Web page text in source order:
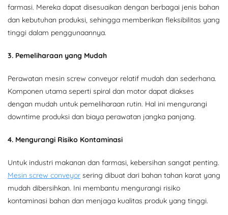
farmasi. Mereka dapat disesuaikan dengan berbagai jenis bahan
dan kebutuhan produksi, sehingga memberikan fleksibilitas yang
tinggi dalam penggunaannya.
3. Pemeliharaan yang Mudah
Perawatan mesin screw conveyor relatif mudah dan sederhana.
Komponen utama seperti spiral dan motor dapat diakses
dengan mudah untuk pemeliharaan rutin. Hal ini mengurangi
downtime produksi dan biaya perawatan jangka panjang.
4. Mengurangi Risiko Kontaminasi
Untuk industri makanan dan farmasi, kebersihan sangat penting.
Mesin screw conveyor sering dibuat dari bahan tahan karat yang
mudah dibersihkan. Ini membantu mengurangi risiko
kontaminasi bahan dan menjaga kualitas produk yang tinggi.